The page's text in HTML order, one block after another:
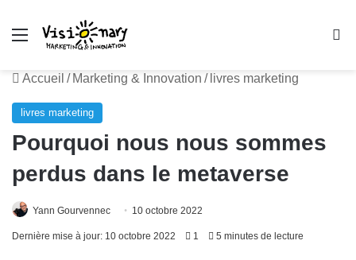
Menu
Accueil / Marketing & Innovation / livres marketing
livres marketing
Pourquoi nous nous sommes
perdus dans le metaverse
Yann Gourvennec 10 octobre 2022
Dernière mise à jour: 10 octobre 2022 1 5 minutes de lecture